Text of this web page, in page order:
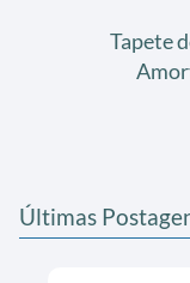
Tapete
Últimas